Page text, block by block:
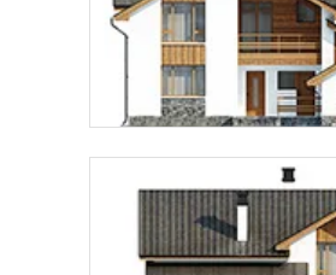
Даюсогласие на обработку
подтверждаю, что
обработки персональных
Рассчитать